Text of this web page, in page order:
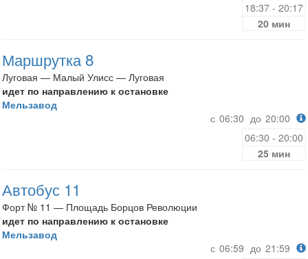
18:37 - 20:17
20 мин
Маршрутка 8
Луговая — Малый Улисс — Луговая
идет по направлению к остановке
Мельзавод
с 06:30 до 20:00
06:30 - 20:00
25 мин
Автобус 11
Форт № 11 — Площадь Борцов Революции
идет по направлению к остановке
Мельзавод
с 06:59 до 21:59